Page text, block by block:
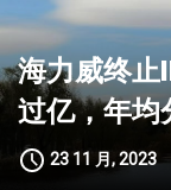
海力威终止
过亿，年均
23 11 月, 2023